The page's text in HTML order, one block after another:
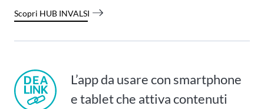
Scopri HUB INVALSI
L’app da usare con smartphone
e tablet che attiva contenuti